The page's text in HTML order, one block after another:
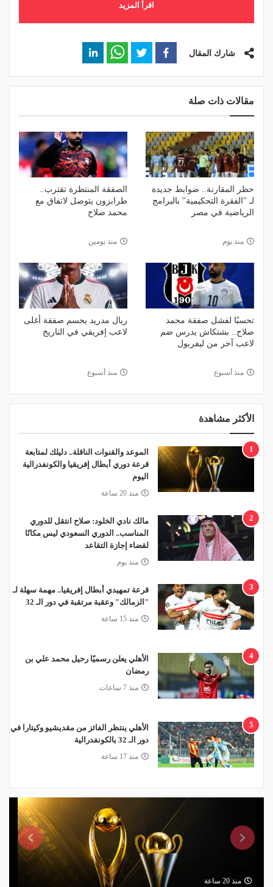
اقرأ المزيد
شارك المقال
مقالات ذات صلة
حظر المقارنة.. ضوابط جديدة
لـ "الفقرة التحكيمية" بالبرامج
الرياضية في مصر
منذ يوم
الصفقة المنتظرة تقترب..
طرابزون يتوصل لاتفاق مع
محمد صلاح
منذ يومين
تحسبًا لفشل صفقة محمد
صلاح.. بشتكاش يدرس ضم
لاعب آخر من ليفربول
منذ أسبوع
ريال مدريد يحسم صفقة أغلى
لاعب إفريقي في التاريخ
منذ أسبوع
الأكثر مشاهدة
1
الموعد والقنوات الناقلة.. دليلك لمتابعة
قرعة دوري أبطال إفريقيا والكونفدرالية
اليوم
منذ 20 ساعة
2
مالك نادي الخلود: صلاح انتقل للدوري
المناسب.. الدوري السعودي ليس مكانًا
لقضاء إجازة التقاعد
منذ يوم
3
قرعة تمهيدي أبطال إفريقيا.. مهمة سهلة لـ
"الزمالك" وعقبة مرتقبة في دور الـ 32
منذ 15 ساعة
4
الأهلي يعلن رسميًا رحيل محمد علي بن
رمضان
منذ 7 ساعات
5
الأهلي ينتظر الفائز من مقديشيو وكيتارا في
دور الـ 32 بالكونفدرالية
منذ 17 ساعة
منذ 20 ساعة